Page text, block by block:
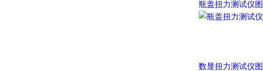
瓶盖扭力测试仪
数显扭力测试仪